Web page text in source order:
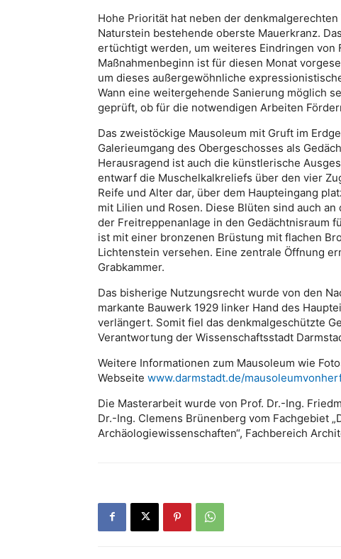
Hohe Priorität hat neben der
Naturstein bestehende oberste Mauerkranz.
ertüchtigt werden, um weiteres Eindringen von
Maßnahmenbeginn ist für diesen Monat
um dieses außergewöhnliche
Wann eine weitergehende Sanierung möglich
geprüft, ob für die notwendigen Arbeiten
Das zweistöckige Mausoleum mit Gruft im
Galerieumgang des Obergeschosses als
Herausragend ist auch die künstlerische
entwarf die Muschelkalkreliefs über den vier
Reife und Alter dar, über dem Haupteingang
mit Lilien und Rosen. Diese Blüten sind auch
der Freitreppenanlage in den Gedächtnisraum
ist mit einer bronzenen Brüstung mit flachen
Lichtenstein versehen. Eine zentrale Öffnung
Grabkammer.
Das bisherige Nutzungsrecht wurde von den
markante Bauwerk 1929 linker Hand des
verlängert. Somit fiel das denkmalgeschützte
Verantwortung der Wissenschaftsstadt
Weitere Informationen zum Mausoleum wie
Webseite www.darmstadt.de/
Die Masterarbeit wurde von Prof. Dr.-Ing.
Dr.-Ing. Clemens Brünenberg vom Fachgebiet
Archäologiewissenschaften“, Fachbereich